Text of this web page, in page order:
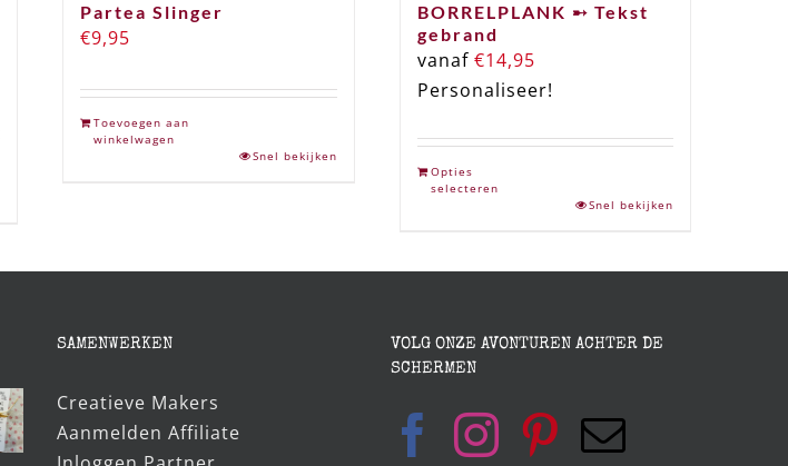
Partea Slinger
€9,95
Toevoegen aan
winkelwagen
Snel bekijken
BORRELPLANK ➸ Tekst
gebrand
vanaf €14,95
Personaliseer!
Opties
selecteren
Snel bekijken
SAMENWERKEN
Creatieve Makers
Aanmelden Affiliate
VOLG ONZE AVONTUREN ACHTER DE
SCHERMEN